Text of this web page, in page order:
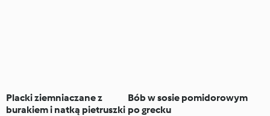
Placki ziemniaczane z
burakiem i natką pietruszki
Bób w sosie pomidorowym
po grecku